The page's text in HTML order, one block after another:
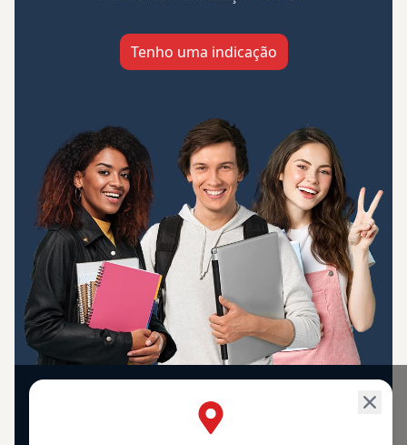
Tenho uma indicação